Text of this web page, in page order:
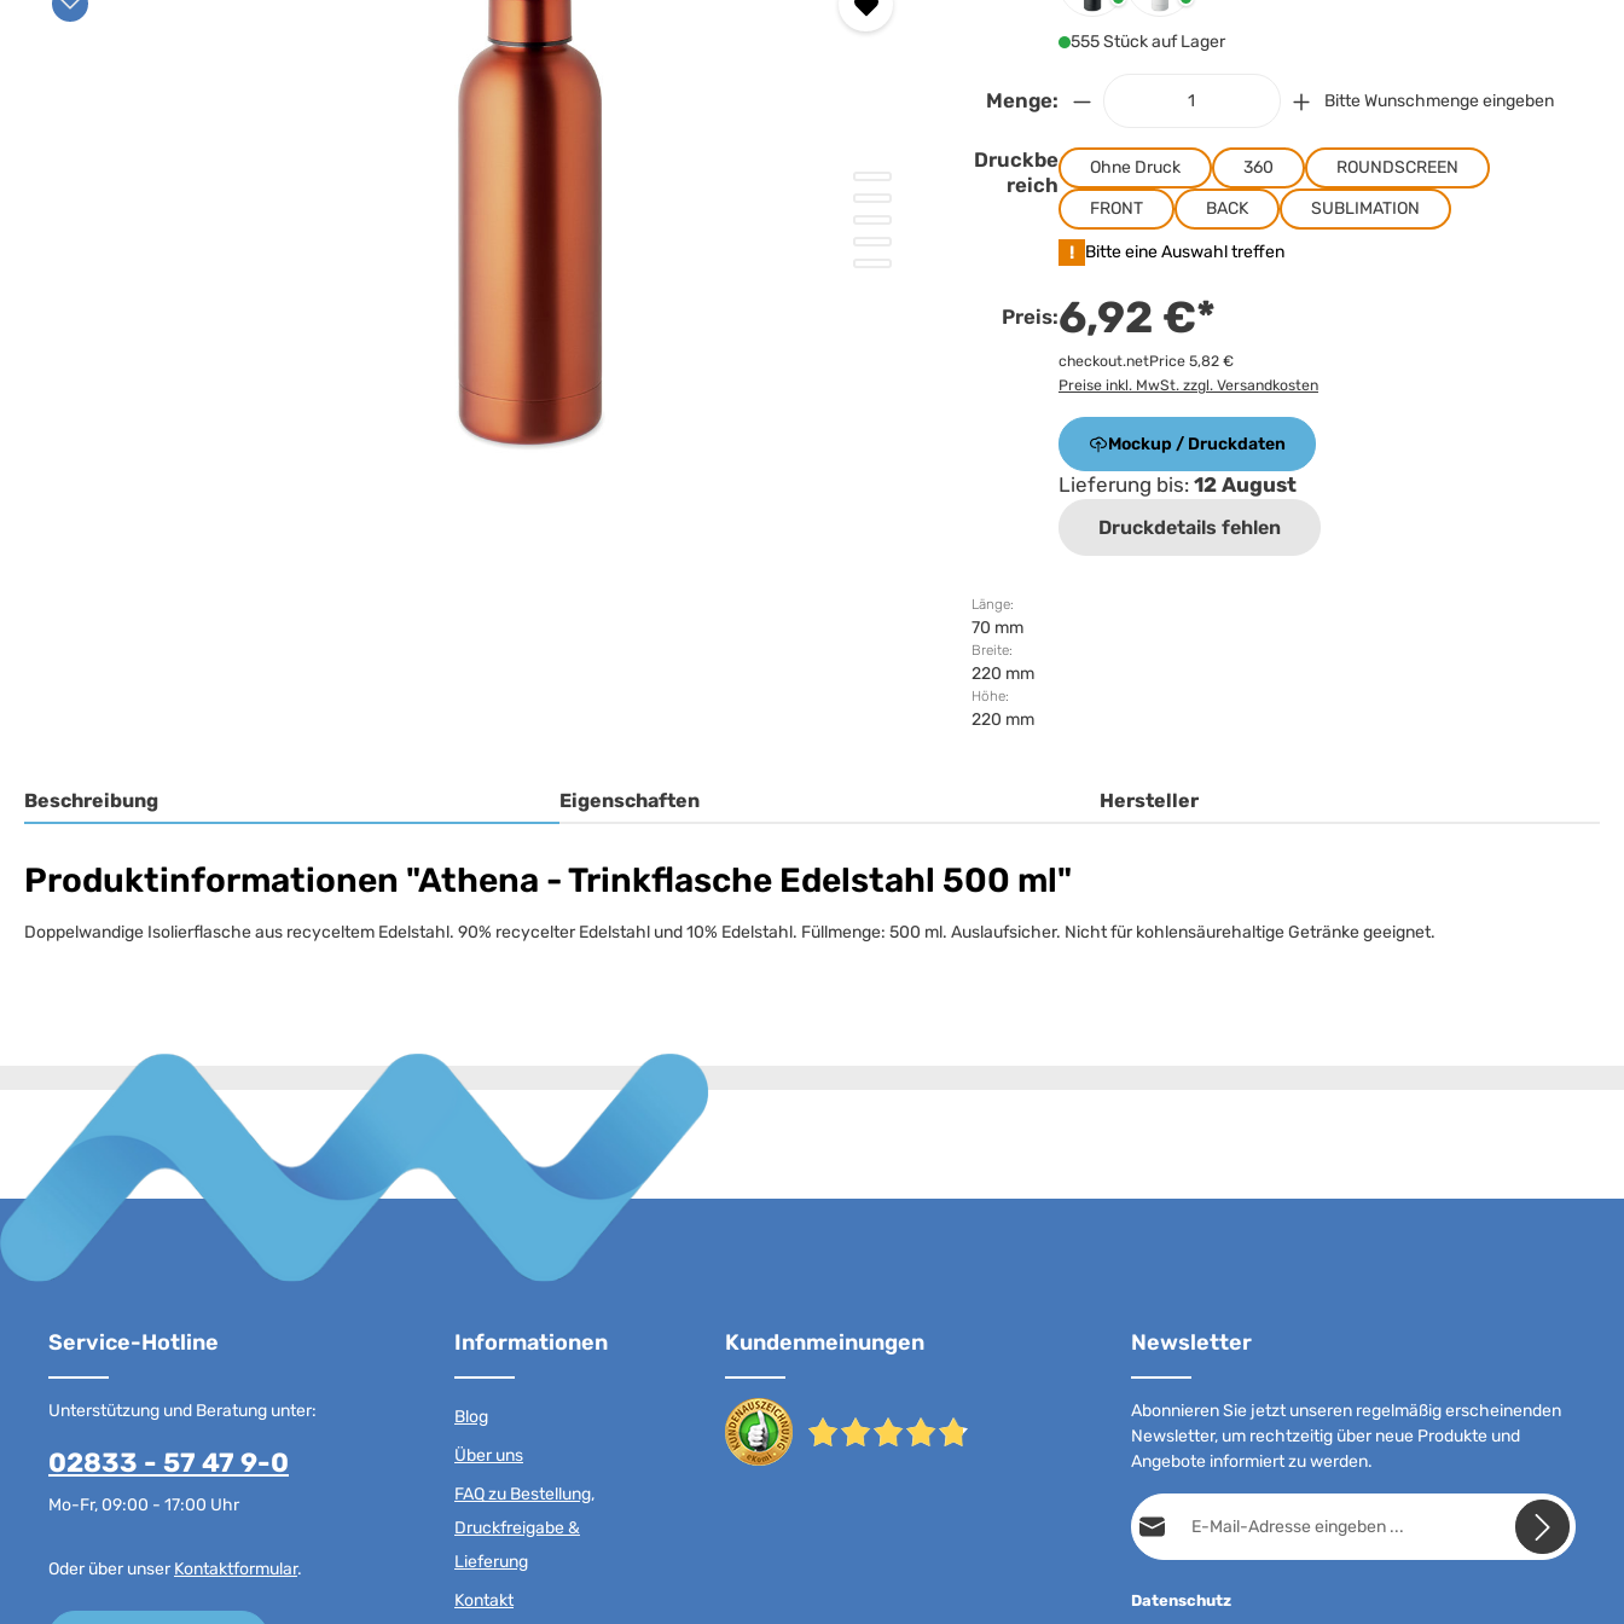
555 Stück auf Lager
Menge: Bitte Wunschmenge eingeben
Druckbe
reich
Ohne Druck 360
ROUNDSCREEN
FRONT
BACK SUBLIMATION
! Bitte eine Auswahl treffen
Preis:6,92 €*
checkout.netPrice 5,82 €
Preise inkl. MwSt. zzgl. Versandkosten
Mockup / Druckdaten
Lieferung bis: 12 August
Druckdetails fehlen
Länge:
70 mm
Breite:
220 mm
Höhe:
220 mm
Beschreibung Eigenschaften Hersteller
Produktinformationen "Athena - Trinkflasche Edelstahl 500 ml"
Doppelwandige Isolierflasche aus recyceltem Edelstahl. 90% recycelter Edelstahl und 10% Edelstahl. Füllmenge: 500 ml. Auslaufsicher. Nicht für kohlensäurehaltige Getränke geeignet.
Service-Hotline
Unterstützung und Beratung unter:
02833 - 57 47 9-0
Mo-Fr, 09:00 - 17:00 Uhr
Oder über unserKontaktformular.
Informationen
Blog
Über uns
FAQ zu Bestellung,
Druckfreigabe &
Lieferung
Kontakt
Kundenmeinungen Newsletter
Abonnieren Sie jetzt unseren regelmäßig erscheinenden
Newsletter, um rechtzeitig über neue Produkte und
Angebote informiert zu werden.
E-Mail-Adresse*
Datenschutz